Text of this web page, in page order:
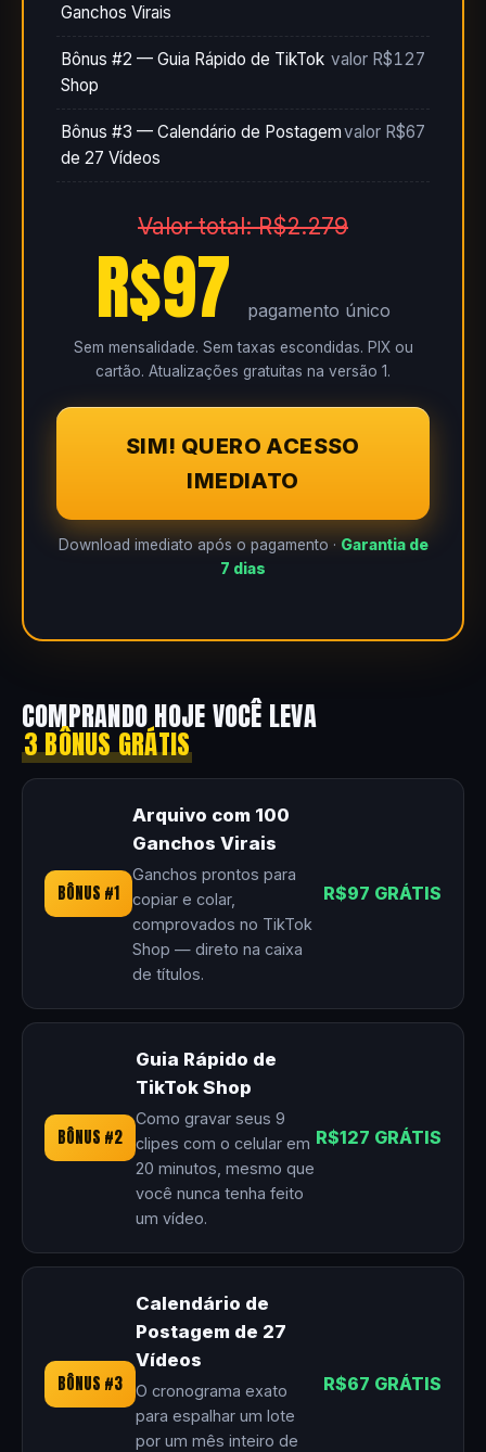
Ganchos Virais
Bônus #2 — Guia Rápido de TikTok
Shop
valor R$127
Bônus #3 — Calendário de Postagem
de 27 Vídeos
valor R$67
Valor total: R$2.279
R$97 pagamento único
Sem mensalidade. Sem taxas escondidas. PIX ou
cartão. Atualizações gratuitas na versão 1.
SIM! QUERO ACESSO
IMEDIATO
Download imediato após o pagamento · Garantia de
7 dias
COMPRANDO HOJE VOCÊ LEVA
3 BÔNUS GRÁTIS
BÔNUS #1
Arquivo com 100
Ganchos Virais
Ganchos prontos para
copiar e colar,
comprovados no TikTok
Shop — direto na caixa
de títulos.
R$97 GRÁTIS
BÔNUS #2
Guia Rápido de
TikTok Shop
Como gravar seus 9
clipes com o celular em
20 minutos, mesmo que
você nunca tenha feito
um vídeo.
R$127 GRÁTIS
BÔNUS #3
Calendário de
Postagem de 27
Vídeos
O cronograma exato
para espalhar um lote
por um mês inteiro de
R$67 GRÁTIS